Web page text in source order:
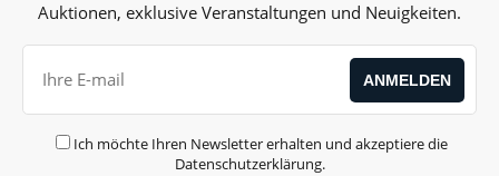
Auktionen, exklusive Veranstaltungen und Neuigkeiten.
Ich möchte Ihren Newsletter erhalten und akzeptiere die
Datenschutzerklärung.